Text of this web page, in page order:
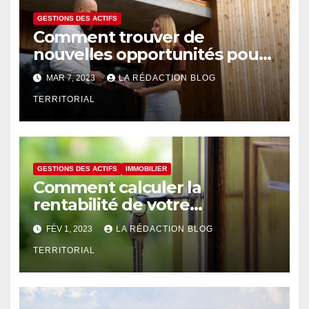
GESTIONS DES ACTIFS
Comment trouver de
nouvelles opportunités pour
un portefeuille d’actifs
immobiliers ?
MAR 7, 2023 LA RÉDACTION BLOG
TERRITORIAL
GESTIONS DES ACTIFS IMMOBILIER
Comment calculer la
rentabilité de votre
portefeuille d’actifs
immobiliers ?
FÉV 1, 2023 LA RÉDACTION BLOG
TERRITORIAL